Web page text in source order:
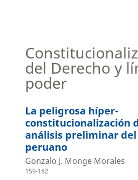
del Derecho y
poder
La peligrosa híper-
constitucionalización
análisis preliminar del
peruano
Gonzalo J. Monge Morales
159-182